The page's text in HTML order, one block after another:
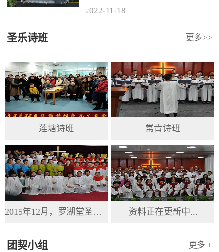
2022-11-18
圣乐诗班 更多>>
莲塘诗班 常青诗班
2015年12月，罗湖堂圣诞节 资料正在更新中...
团契小组 更多 +